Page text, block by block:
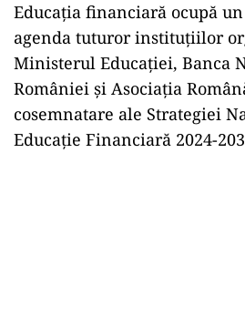
Educația financiară ocupă
agenda tuturor instituțiilor
Ministerul Educației, Banca
României și Asociația
cosemnatare ale Strategiei
Educație Financiară 2024-